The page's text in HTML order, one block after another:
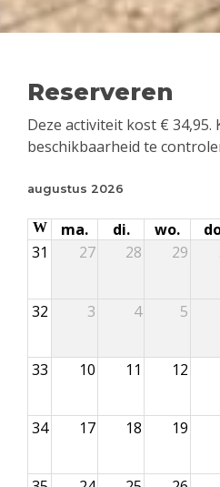
Reserveren
Deze activiteit kost € 34,95.
beschikbaarheid te
augustus 2026
W ma. di. wo.
31
27 28 29
32 3 4 5
33 10 11 12
34 17 18 19